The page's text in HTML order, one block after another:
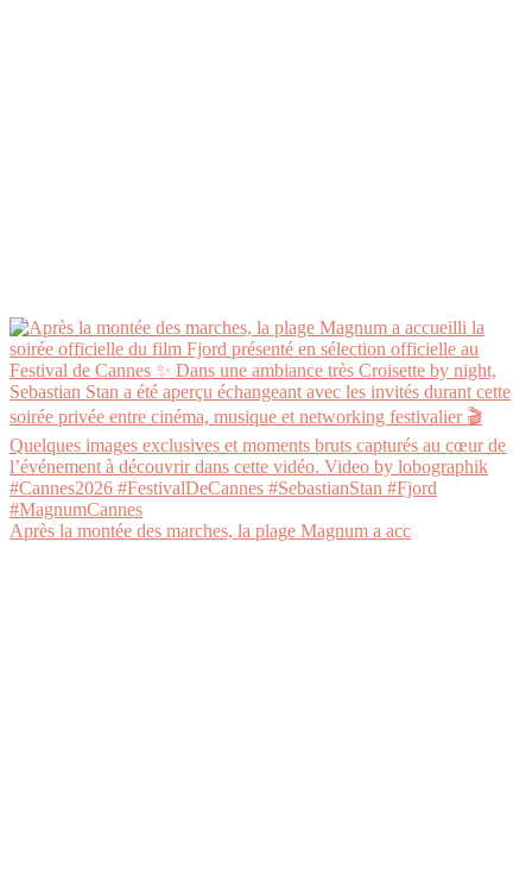
Après la montée des marches, la plage Magnum a acc